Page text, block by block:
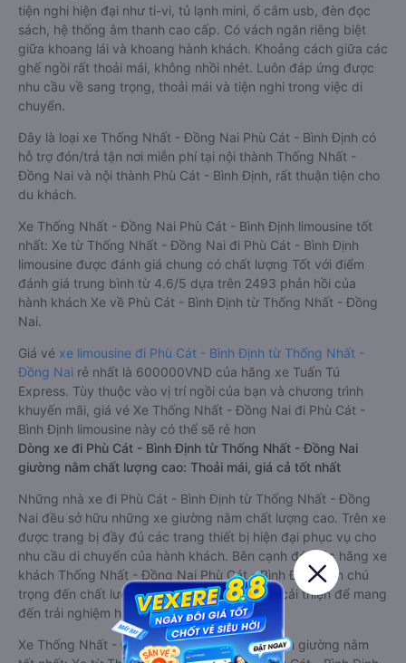
tiện nghi hiện đại như ti-vi, tủ lạnh mini, ổ cắm usb, đèn đọc
sách, hệ thống âm thanh cao cấp. Có vách ngăn riêng biệt
giữa khoang lái và khoang hành khách. Khoảng cách giữa các
ghế ngồi rất thoải mái, không nhồi nhét. Luôn đáp ứng được
nhu cầu về sang trọng, thoải mái và tiện nghi trong việc di
chuyển.
Đây là loại xe Thống Nhất - Đồng Nai Phù Cát - Bình Định có
hỗ trợ đón/trả tận nơi miễn phí tại nội thành Thống Nhất -
Đồng Nai và nội thành Phù Cát - Bình Định, rất thuận tiện cho
du khách.
Xe Thống Nhất - Đồng Nai Phù Cát - Bình Định limousine tốt
nhất: Xe từ Thống Nhất - Đồng Nai đi Phù Cát - Bình Định
limousine được đánh giá chung có chất lượng Tốt với điểm
đánh giá trung bình từ 4.6/5 dựa trên 2493 phản hồi của
hành khách Xe về Phù Cát - Bình Định từ Thống Nhất - Đồng
Nai.
Giá vé xe limousine đi Phù Cát - Bình Định từ Thống Nhất -
Đồng Nai rẻ nhất là 600000VND của hãng xe Tuấn Tú
Express. Tùy thuộc vào vị trí ngồi của bạn và chương trình
khuyến mãi, giá vé Xe Thống Nhất - Đồng Nai đi Phù Cát -
Bình Định limousine này có thể sẽ rẻ hơn
Dòng xe đi Phù Cát - Bình Định từ Thống Nhất - Đồng Nai
giường nằm chất lượng cao: Thoải mái, giá cả tốt nhất
Những nhà xe đi Phù Cát - Bình Định từ Thống Nhất - Đồng
Nai đều sở hữu những xe giường nằm chất lượng cao. Trên xe
được trang bị đầy đủ các trang thiết bị hiện đại phục vụ cho
nhu cầu di chuyển của hành khách. Bên cạnh đó, các hãng xe
khách Thống Nhất - Đồng Nai Phù Cát - Bình Định luôn chú
trọng đến chất lượng dịch vụ, không ngừng cải thiện để mang
đến trải nghiệm hoàn hảo cho hành khách.
Xe Thống Nhất - Đồng Nai Phù Cát - Bình Định giường nằm